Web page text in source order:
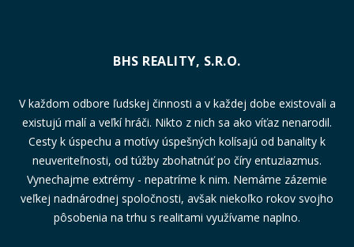
BHS REALITY, S.R.O.
V každom odbore ľudskej činnosti a v každej dobe existovali a
existujú malí a veľkí hráči. Nikto z nich sa ako víťaz nenarodil.
Cesty k úspechu a motívy úspešných kolísajú od banality k
neuveriteľnosti, od túžby zbohatnúť po číry entuziazmus.
Vynechajme extrémy - nepatríme k nim. Nemáme zázemie
veľkej nadnárodnej spoločnosti, avšak niekoľko rokov svojho
pôsobenia na trhu s realitami využívame naplno.